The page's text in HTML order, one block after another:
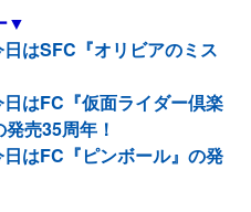
▼
日はSFC『オリビアのミス
日はFC『仮面ライダー倶楽
売35周年！
日はFC『ピンボール』の発